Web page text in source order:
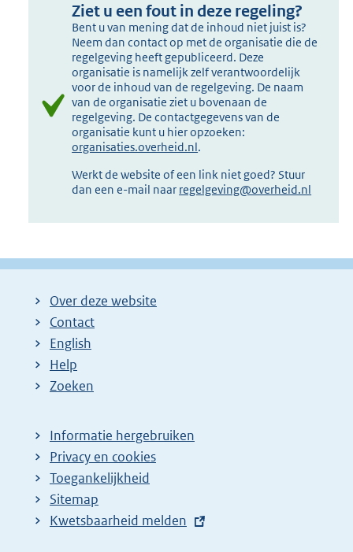
Ziet u een fout in deze regeling?
Bent u van mening dat de inhoud niet juist is?
Neem dan contact op met de organisatie die de
regelgeving heeft gepubliceerd. Deze
organisatie is namelijk zelf verantwoordelijk
voor de inhoud van de regelgeving. De naam
van de organisatie ziet u bovenaan de
regelgeving. De contactgegevens van de
organisatie kunt u hier opzoeken:
organisaties.overheid.nl.
Werkt de website of een link niet goed? Stuur
dan een e-mail naar regelgeving@overheid.nl
Over deze website
Contact
English
Help
Zoeken
Informatie hergebruiken
Privacy en cookies
Toegankelijkheid
Sitemap
E
Kwetsbaarheid melden